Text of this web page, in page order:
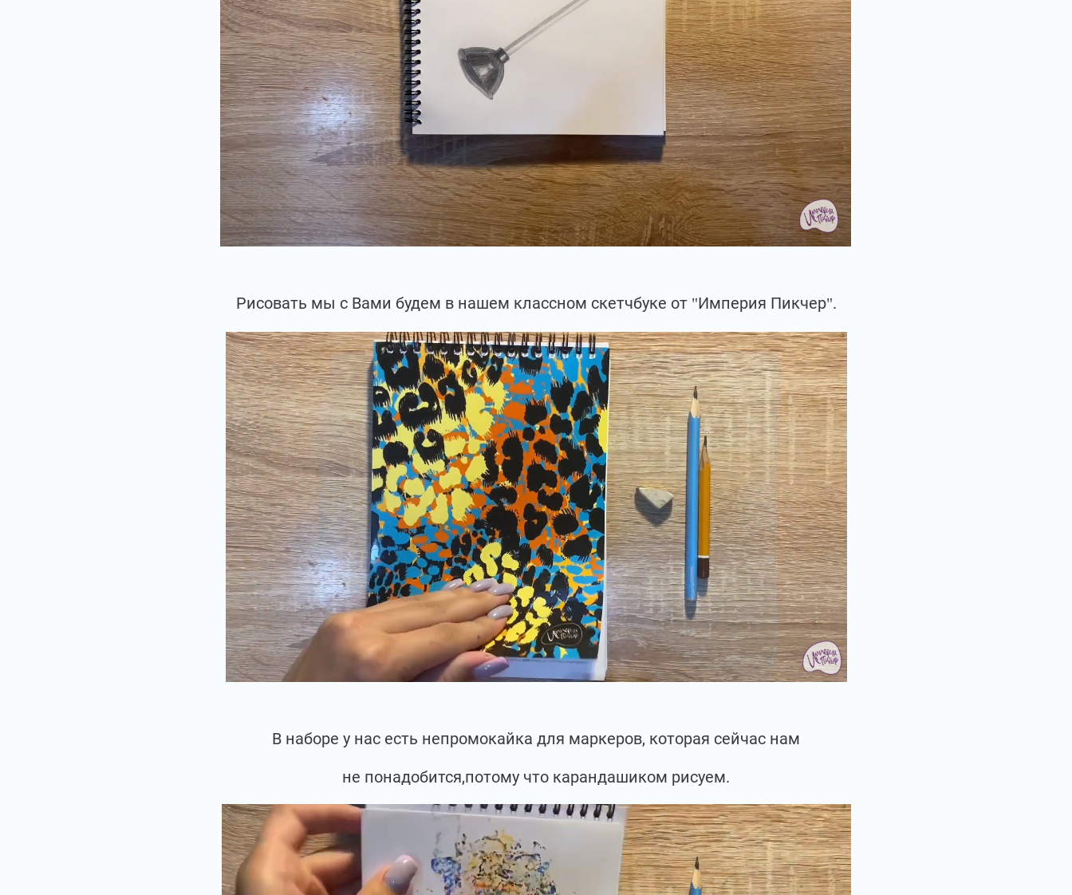
Рисовать мы с Вами будем в нашем классном скетчбуке от "Империя Пикчер".
В наборе у нас есть непромокайка для маркеров, которая сейчас нам
не понадобится,потому что карандашиком рисуем.